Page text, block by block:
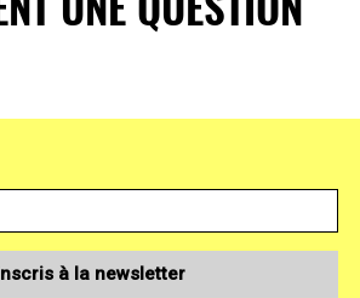
à la newsletter